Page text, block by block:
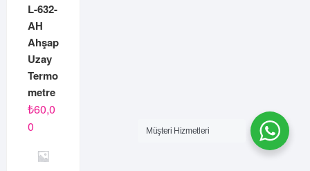
L-632-
AH
Ahşap
Uzay
Termo
metre
₺60,0
0
Müşteri Hizmetleri